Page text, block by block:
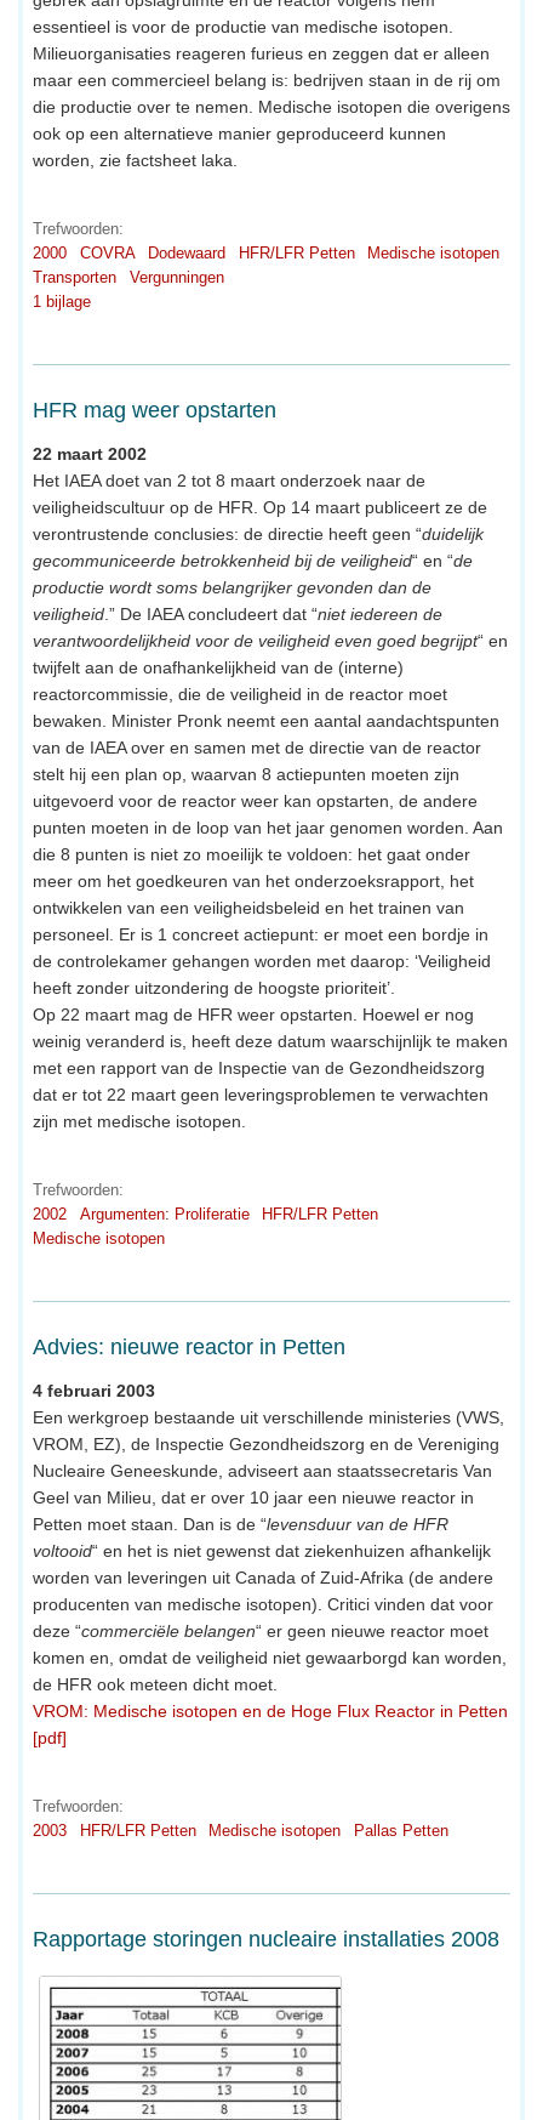
essentieel is voor de productie van medische isotopen.
Milieuorganisaties reageren furieus en zeggen dat er alleen
maar een commercieel belang is: bedrijven staan in de rij om
die productie over te nemen. Medische isotopen die overigens
ook op een alternatieve manier geproduceerd kunnen
worden, zie factsheet laka.
Trefwoorden:
2000
COVRA Dodewaard HFR/LFR Petten
Medische isotopen
Transporten
Vergunningen
1 bijlage
HFR mag weer opstarten
22 maart 2002
Het IAEA doet van 2 tot 8 maart onderzoek naar de
veiligheidscultuur op de HFR. Op 14 maart publiceert ze de
verontrustende conclusies: de directie heeft geen “duidelijk
gecommuniceerde betrokkenheid bij de veiligheid“ en “de
productie wordt soms belangrijker gevonden dan de
veiligheid .” De IAEA concludeert dat “niet iedereen de
verantwoordelijkheid voor de veiligheid even goed begrijpt“ en
twijfelt aan de onafhankelijkheid van de (interne)
reactorcommissie, die de veiligheid in de reactor moet
bewaken. Minister Pronk neemt een aantal aandachtspunten
van de IAEA over en samen met de directie van de reactor
stelt hij een plan op, waarvan 8 actiepunten moeten zijn
uitgevoerd voor de reactor weer kan opstarten, de andere
punten moeten in de loop van het jaar genomen worden. Aan
die 8 punten is niet zo moeilijk te voldoen: het gaat onder
meer om het goedkeuren van het onderzoeksrapport, het
ontwikkelen van een veiligheidsbeleid en het trainen van
personeel. Er is 1 concreet actiepunt: er moet een bordje in
de controlekamer gehangen worden met daarop: ‘Veiligheid
heeft zonder uitzondering de hoogste prioriteit’.
Op 22 maart mag de HFR weer opstarten. Hoewel er nog
weinig veranderd is, heeft deze datum waarschijnlijk te maken
met een rapport van de Inspectie van de Gezondheidszorg
dat er tot 22 maart geen leveringsproblemen te verwachten
zijn met medische isotopen.
Trefwoorden:
2002
Argumenten: Proliferatie
HFR/LFR Petten
Medische isotopen
Advies: nieuwe reactor in Petten
4 februari 2003
Een werkgroep bestaande uit verschillende ministeries (VWS,
VROM, EZ), de Inspectie Gezondheidszorg en de Vereniging
Nucleaire Geneeskunde, adviseert aan staatssecretaris Van
Geel van Milieu, dat er over 10 jaar een nieuwe reactor in
Petten moet staan. Dan is de “levensduur van de HFR
voltooid“ en het is niet gewenst dat ziekenhuizen afhankelijk
worden van leveringen uit Canada of Zuid-Afrika (de andere
producenten van medische isotopen). Critici vinden dat voor
deze “commerciële belangen“ er geen nieuwe reactor moet
komen en, omdat de veiligheid niet gewaarborgd kan worden,
de HFR ook meteen dicht moet.
VROM: Medische isotopen en de Hoge Flux Reactor in Petten
[pdf]
Trefwoorden:
2003
HFR/LFR Petten Medische isotopen Pallas Petten
Rapportage storingen nucleaire installaties 2008